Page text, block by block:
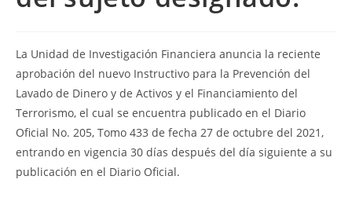
La Unidad de Investigación Financiera anuncia la reciente
aprobación del nuevo Instructivo para la Prevención del
Lavado de Dinero y de Activos y el Financiamiento del
Terrorismo, el cual se encuentra publicado en el Diario
Oficial No. 205, Tomo 433 de fecha 27 de octubre del 2021,
entrando en vigencia 30 días después del día siguiente a su
publicación en el Diario Oficial.